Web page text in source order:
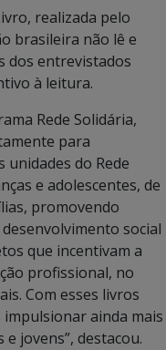
realizada pelo
brasileira não lê e
dos entrevistados
à leitura.
Rede Solidária,
para
do Rede
e adolescentes, de
promovendo
social
que incentivam a
profissional, no
Com esses livros
ainda mais
jovens”, destacou.